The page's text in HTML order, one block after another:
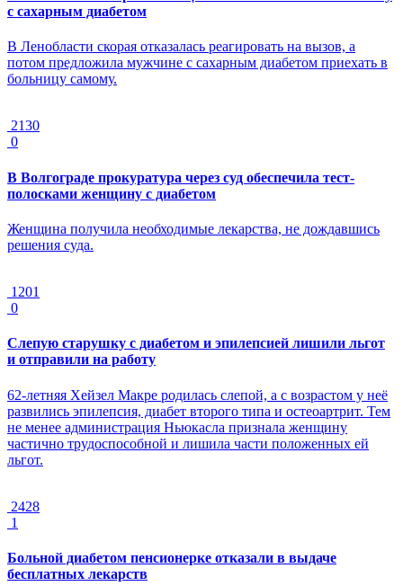
с сахарным диабетом
В Ленобласти скорая отказалась реагировать на вызов, а
потом предложила мужчине с сахарным диабетом приехать в
больницу самому.
2130
0
В Волгограде прокуратура через суд обеспечила тест-
полосками женщину с диабетом
Женщина получила необходимые лекарства, не дождавшись
решения суда.
1201
0
Слепую старушку с диабетом и эпилепсией лишили льгот
и отправили на работу
62-летняя Хейзел Макре родилась слепой, а с возрастом у неё
развились эпилепсия, диабет второго типа и остеоартрит. Тем
не менее администрация Ньюкасла признала женщину
частично трудоспособной и лишила части положенных ей
льгот.
2428
1
Больной диабетом пенсионерке отказали в выдаче
бесплатных лекарств